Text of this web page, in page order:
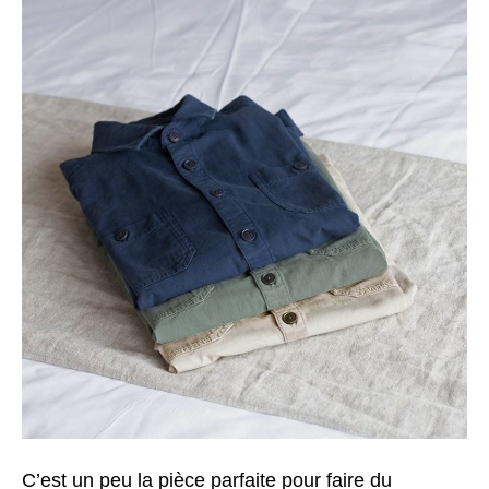
C’est un peu la pièce parfaite pour faire du